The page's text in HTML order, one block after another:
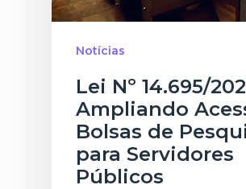
Notícias
Lei Nº 14.695/
Ampliando
Bolsas de
para Servidores
Públicos